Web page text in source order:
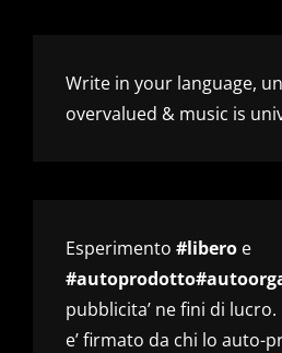
Write in your language,
overvalued & music is
Esperimento #libero e
pubblicita’ ne fini di
e’ firmato da chi lo auto-